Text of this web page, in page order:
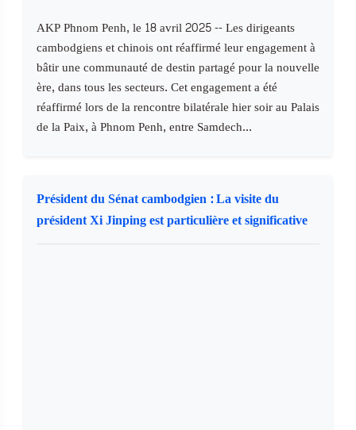
AKP Phnom Penh, le 18 avril 2025 -- Les dirigeants
cambodgiens et chinois ont réaffirmé leur engagement à
bâtir une communauté de destin partagé pour la nouvelle
ère, dans tous les secteurs. Cet engagement a été
réaffirmé lors de la rencontre bilatérale hier soir au Palais
de la Paix, à Phnom Penh, entre Samdech...
Président du Sénat cambodgien : La visite du
président Xi Jinping est particulière et significative